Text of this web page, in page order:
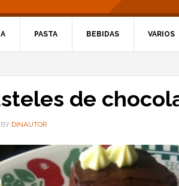
PASTA BEBIDAS VARIOS
de
BY DINAUTOR